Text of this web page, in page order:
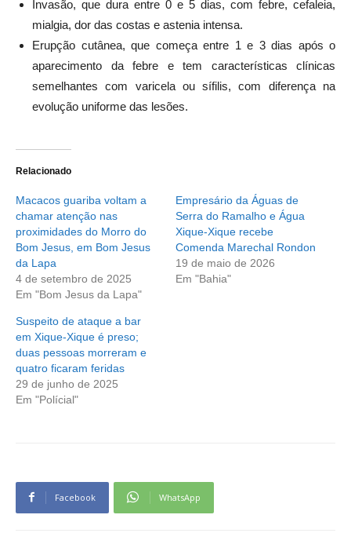
Invasão, que dura entre 0 e 5 dias, com febre, cefaleia,
mialgia, dor das costas e astenia intensa.
Erupção cutânea, que começa entre 1 e 3 dias após o
aparecimento da febre e tem características clínicas
semelhantes com varicela ou sífilis, com diferença na
evolução uniforme das lesões.
Relacionado
Macacos guariba voltam a
chamar atenção nas
proximidades do Morro do
Bom Jesus, em Bom Jesus
da Lapa
4 de setembro de 2025
Em "Bom Jesus da Lapa"
Empresário da Águas de
Serra do Ramalho e Água
Xique-Xique recebe
Comenda Marechal Rondon
19 de maio de 2026
Em "Bahia"
Suspeito de ataque a bar
em Xique-Xique é preso;
duas pessoas morreram e
quatro ficaram feridas
29 de junho de 2025
Em "Polícial"
Facebook WhatsApp